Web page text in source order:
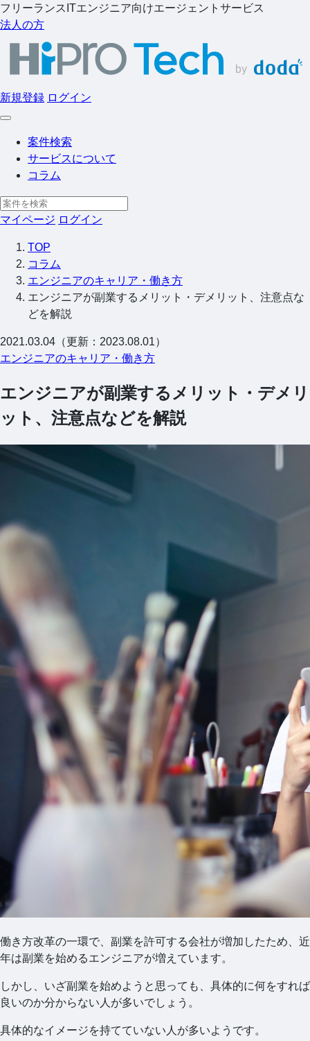
フリーランスITエンジニア向けエージェントサービス
法人の方
新規登録 ログイン
案件検索
サービスについて
コラム
マイページ ログイン
TOP
コラム
エンジニアのキャリア・働き方
エンジニアが副業するメリット・デメリット、注意点な
どを解説
2021.03.04（更新：2023.08.01）
エンジニアのキャリア・働き方
エンジニアが副業するメリット・デメリ
ット、注意点などを解説
働き方改革の一環で、副業を許可する会社が増加したため、近
年は副業を始めるエンジニアが増えています。
しかし、いざ副業を始めようと思っても、具体的に何をすれば
良いのか分からない人が多いでしょう。
具体的なイメージを持てていない人が多いようです。